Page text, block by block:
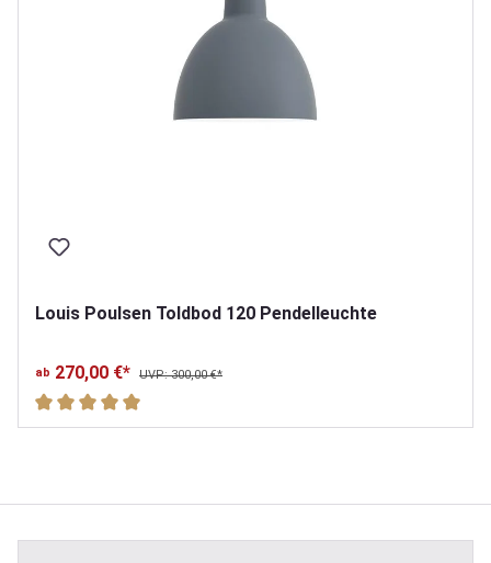
Louis Poulsen Toldbod 120 Pendelleuchte
ab 270,00 €* UVP: 300,00 €*
Durchschnittliche Bewertung von 5 von 5 Sternen